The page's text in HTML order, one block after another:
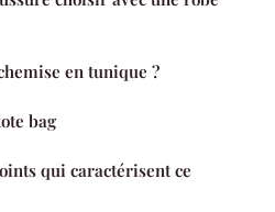
en tunique ?
bag
qui caractérisent ce